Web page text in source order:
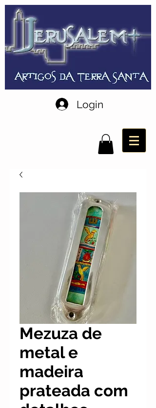
Login
Mezuza de
metal e
madeira
prateada com